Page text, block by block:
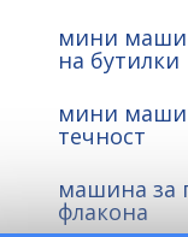
мини
на бутилки
мини
течност
машина за
флакона